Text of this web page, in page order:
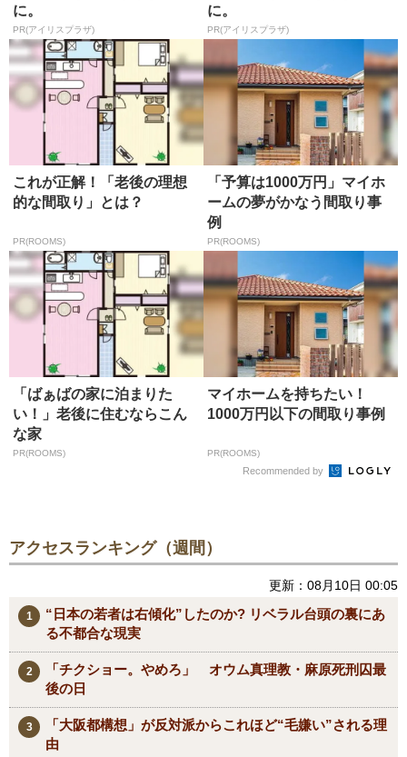
に。
PR(アイリスプラザ)
に。
PR(アイリスプラザ)
これが正解！「老後の理想
的な間取り」とは？
PR(ROOMS)
「予算は1000万円」マイホ
ームの夢がかなう間取り事
例
PR(ROOMS)
「ばぁばの家に泊まりた
い！」老後に住むならこん
な家
PR(ROOMS)
マイホームを持ちたい！
1000万円以下の間取り事例
PR(ROOMS)
Recommended by
アクセスランキング（週間）
更新：08月10日 00:05
“日本の若者は右傾化”したのか? リベラル台頭の裏にあ
る不都合な現実
「チクショー。やめろ」 オウム真理教・麻原死刑囚最
後の日
「大阪都構想」が反対派からこれほど“毛嫌い”される理
由